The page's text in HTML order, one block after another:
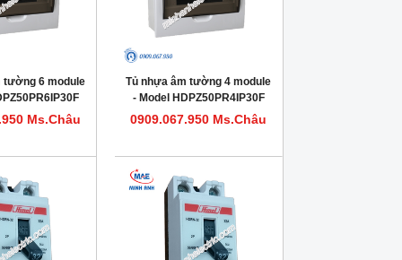
tường 6 module
Ms.Châu
Tủ nhựa âm tường 4 module
- Model HDPZ50PR4IP30F
0909.067.950 Ms.Châu